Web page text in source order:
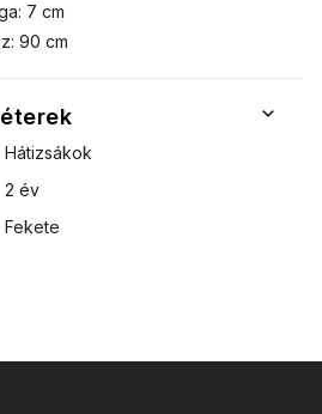
7 cm
90 cm
Hátizsákok
2 év
Fekete